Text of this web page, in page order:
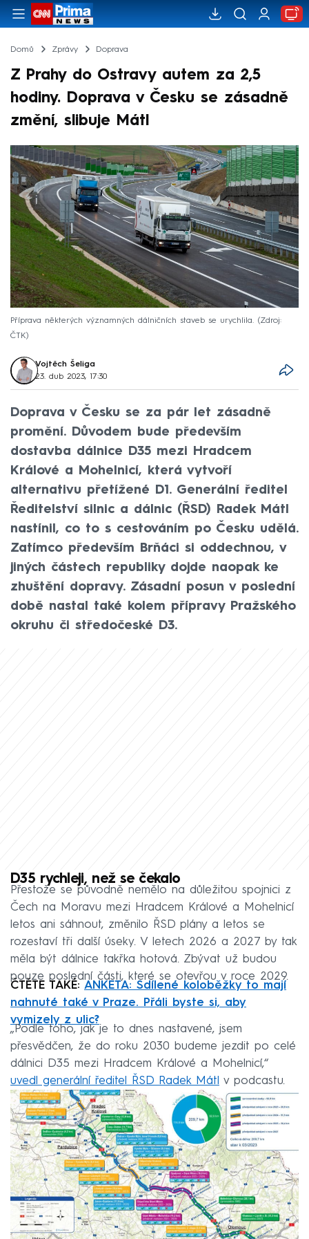
Domů Zprávy Doprava
Z Prahy do Ostravy autem za 2,5
hodiny. Doprava v Česku se zásadně
změní, slibuje Mátl
Příprava některých významných dálničních staveb se urychlila.
Zdroj:
ČTK
Vojtěch Šeliga
23. dub 2023, 17:30
Doprava v Česku se za pár let zásadně
promění. Důvodem bude především
dostavba dálnice D35 mezi Hradcem
Králové a Mohelnicí, která vytvoří
alternativu přetížené D1. Generální ředitel
Ředitelství silnic a dálnic (ŘSD) Radek Mátl
nastínil, co to s cestováním po Česku udělá.
Zatímco především Brňáci si oddechnou, v
jiných částech republiky dojde naopak ke
zhuštění dopravy. Zásadní posun v poslední
době nastal také kolem přípravy Pražského
okruhu či středočeské D3.
D35 rychleji, než se čekalo
Přestože se původně nemělo na důležitou spojnici z
Čech na Moravu mezi Hradcem Králové a Mohelnicí
letos ani sáhnout, změnilo ŘSD plány a letos se
rozestaví tři další úseky. V letech 2026 a 2027 by tak
měla být dálnice takřka hotová. Zbývat už budou
pouze poslední části, které se otevřou v roce 2029.
ČTĚTE TAKÉ: ANKETA: Sdílené koloběžky to mají
nahnuté také v Praze. Přáli byste si, aby
vymizely z ulic?
„Podle toho, jak je to dnes nastavené, jsem
přesvědčen, že do roku 2030 budeme jezdit po celé
dálnici D35 mezi Hradcem Králové a Mohelnicí,“
uvedl generální ředitel ŘSD Radek Mátl v podcastu.